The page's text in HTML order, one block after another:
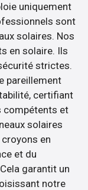
uniquement
sont
solaires. Nos
en solaire. Ils
strictes.
pareillement
certifiant
compétents et
solaires
en
et du
garantit un
notre